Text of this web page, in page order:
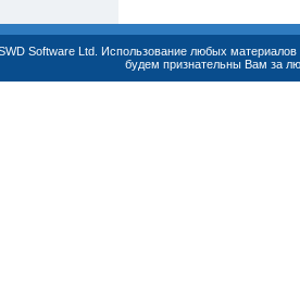
Software Ltd. Использование любых
будем признательны Вам за